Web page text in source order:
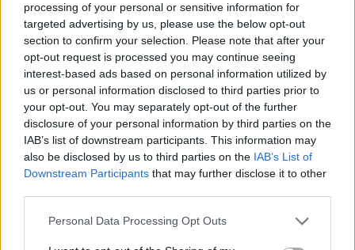
processing of your personal or sensitive information for
targeted advertising by us, please use the below opt-out
section to confirm your selection. Please note that after your
opt-out request is processed you may continue seeing
interest-based ads based on personal information utilized by
us or personal information disclosed to third parties prior to
your opt-out. You may separately opt-out of the further
disclosure of your personal information by third parties on the
IAB’s list of downstream participants. This information may
also be disclosed by us to third parties on the IAB’s List of
Downstream Participants that may further disclose it to other
Personal Data Processing Opt Outs
metu gali būti perkelta ir tolimojo nuotolio
priešlėktuvinė „Patriot PAC2“ arba priešraketinė
„Patriot PAC3“ baterija.
Tokias Vokietija jau yra dislokavusi Slovakijoje.
Viskas tam, kad Rusija būtų atgrasyta, o jei prireiktų –
Baltijos šalys būtų ginamos nuo pirmos minutės. Bet
kaip tai vyktų?